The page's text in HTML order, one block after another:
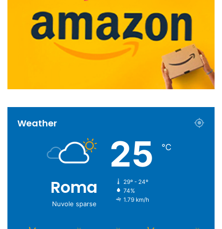
Weather
Roma
Nuvole sparse
25 ℃
29º - 24º
74%
1.79 km/h